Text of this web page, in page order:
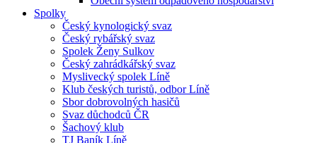
Spolky
Český kynologický svaz
Český rybářský svaz
Spolek Ženy Sulkov
Český zahrádkářský svaz
Myslivecký spolek Líně
Klub českých turistů, odbor Líně
Sbor dobrovolných hasičů
Svaz důchodců ČR
Šachový klub
TJ Baník Líně